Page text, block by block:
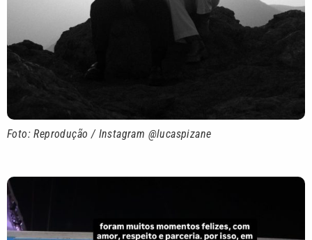
Foto: Reprodução / Instagram @lucaspizane